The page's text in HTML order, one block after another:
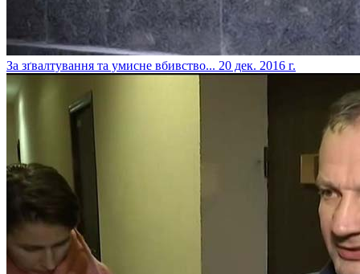
​За зґвалтування та умисне вбивство... 20 дек. 2016 г.